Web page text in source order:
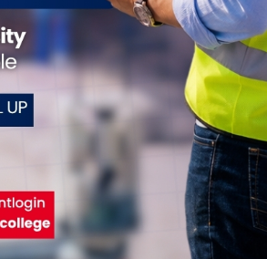
चोरी गर्ने पक्राउ